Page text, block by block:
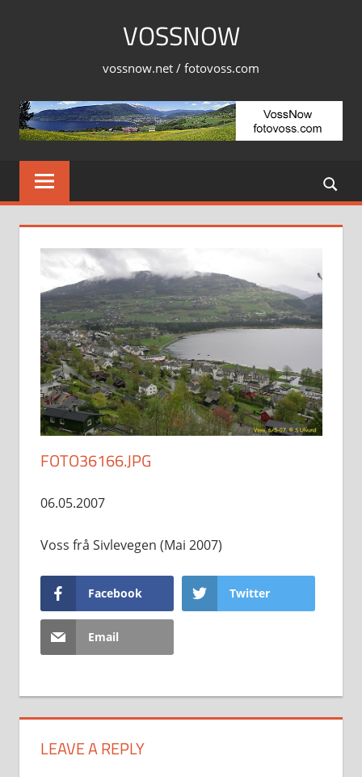
VOSSNOW
vossnow.net / fotovoss.com
FOTO36166.JPG
06.05.2007
Voss frå Sivlevegen (Mai 2007)
Facebook Twitter
Email
LEAVE A REPLY